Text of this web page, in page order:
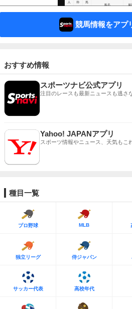
競馬情報をアプ
おすすめ情報
スポーツナビ公式アプリ
注目のレースも最新ニュースも逃さ
Yahoo! JAPANアプリ
スポーツ情報やニュース、天気もこ
種目一覧
プロ野球 MLB
独立リーグ 侍ジャパン
サッカー代表 高校年代